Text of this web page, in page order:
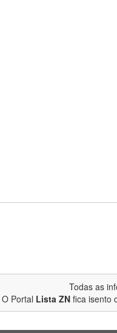
Todas as
O Portal Lista ZN fica isento